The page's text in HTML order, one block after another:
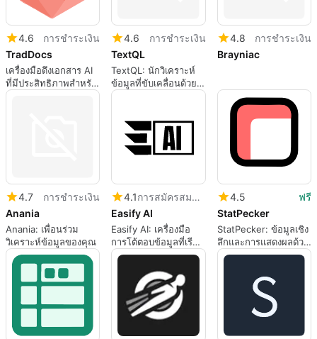
4.6
การชำระเงิน
TradDocs
เครื่องมือดึงเอกสาร AI
ที่มีประสิทธิภาพสำหรับ
การแปลง JSON
4.6
การชำระเงิน
TextQL
TextQL: นักวิเคราะห์
ข้อมูลที่ขับเคลื่อนด้วย
AI ของคุณ
4.8
การชำระเงิน
Brayniac
4.7
การชำระเงิน
Anania
Anania: เพื่อนร่วม
วิเคราะห์ข้อมูลของคุณ
4.1
การสมัครสมาชิก
Easify AI
Easify AI: เครื่องมือ
การโต้ตอบข้อมูลที่เรียบ
ง่าย
4.5
ฟรี
StatPecker
StatPecker: ข้อมูลเชิง
ลึกและการแสดงผลด้วย
AI